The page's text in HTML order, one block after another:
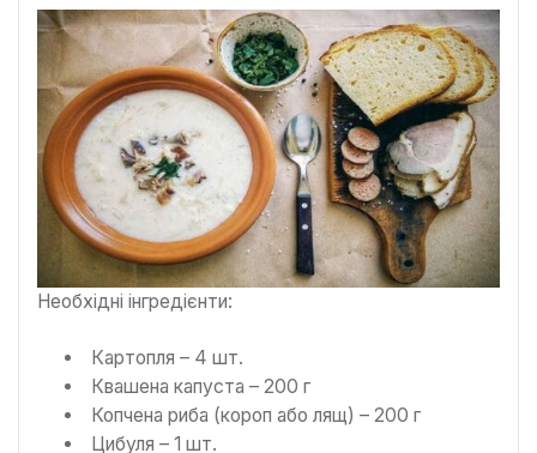
Необхідні інгредієнти:
Картопля – 4 шт.
Квашена капуста – 200 г
Копчена риба (короп або лящ) – 200 г
Цибуля – 1 шт.